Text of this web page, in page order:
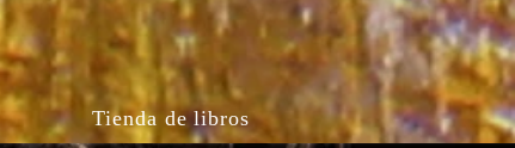
Tienda de libros